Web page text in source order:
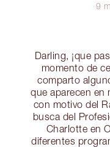
9
Darling, ¡que
momento de
comparto
que aparecen en
con motivo del
busca del
Charlotte en
diferentes